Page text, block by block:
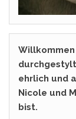
ehrlich und
Nicole und
bist.